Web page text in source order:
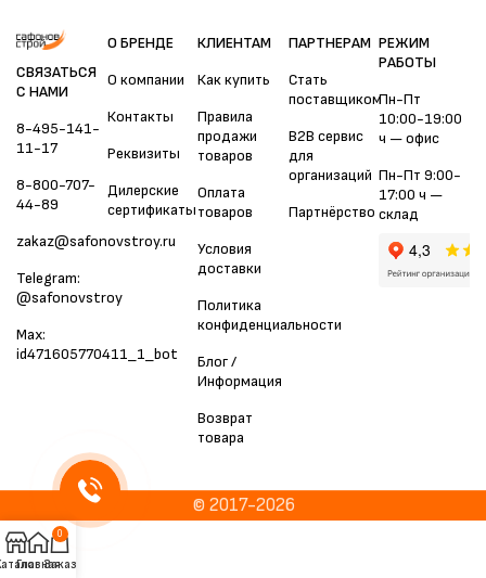
СВЯЗАТЬСЯ
С НАМИ
8-495-141-
11-17
8-800-707-
44-89
zakaz@safonovstroy.ru
Telegram:
@safonovstroy
Max:
id471605770411_1_bot
О БРЕНДЕ
О компании
Контакты
Реквизиты
Дилерские
сертификаты
КЛИЕНТАМ
Как купить
Правила
продажи
товаров
Оплата
товаров
Условия
доставки
Политика
конфиденциальности
Блог /
Информация
Возврат
товара
ПАРТНЕРАМ
Стать
поставщиком
B2B сервис
для
организаций
Партнёрство
РЕЖИМ
РАБОТЫ
Пн-Пт
10:00-19:00
ч — офис
Пн-Пт 9:00-
17:00 ч —
склад
© 2017-2026
Главная
0
Заказ